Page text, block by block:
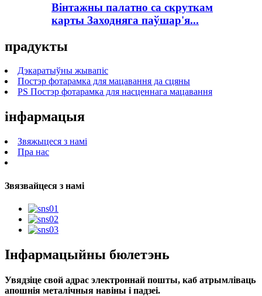
Вінтажны палатно са скруткам
карты Заходняга паўшар'я...
прадукты
Дэкаратыўны жывапіс
Постэр фотарамка для мацавання да сцяны
PS Постэр фотарамка для насценнага мацавання
інфармацыя
Звяжыцеся з намі
Пра нас
Звязвайцеся з намі
Інфармацыйны бюлетэнь
Увядзіце свой адрас электроннай пошты, каб атрымліваць
апошнія металічныя навіны і падзеі.